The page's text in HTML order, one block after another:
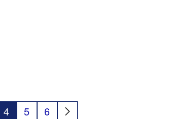
4 5 6